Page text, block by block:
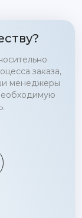
заказа,
менеджеры